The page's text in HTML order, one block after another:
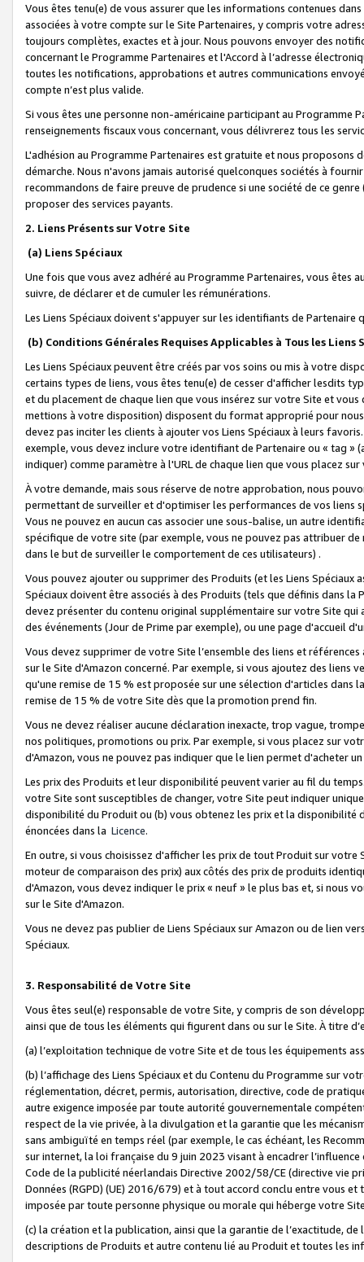
Vous êtes tenu(e) de vous assurer que les informations contenues
associées à votre compte sur le Site Partenaires, y compris votre
toujours complètes, exactes et à jour. Nous pouvons envoyer des
concernant le Programme Partenaires et l'Accord à l’adresse
toutes les notifications, approbations et autres communications
compte n’est plus valide.
Si vous êtes une personne non-américaine participant au
renseignements fiscaux vous concernant, vous délivrerez tous les
L'adhésion au Programme Partenaires est gratuite et nous proposons
démarche. Nous n'avons jamais autorisé quelconques sociétés à
recommandons de faire preuve de prudence si une société de ce
proposer des services payants.
2. Liens Présents sur Votre Site
(a) Liens Spéciaux
Une fois que vous avez adhéré au Programme Partenaires, vous êtes
suivre, de déclarer et de cumuler les rémunérations.
Les Liens Spéciaux doivent s'appuyer sur les identifiants de Partenaire
(b) Conditions Générales Requises Applicables à Tous les Liens
Les Liens Spéciaux peuvent être créés par vos soins ou mis à votre
certains types de liens, vous êtes tenu(e) de cesser d'afficher lesdits
et du placement de chaque lien que vous insérez sur votre Site et
mettions à votre disposition) disposent du format approprié pour
devez pas inciter les clients à ajouter vos Liens Spéciaux à leurs
exemple, vous devez inclure votre identifiant de Partenaire ou « tag
indiquer) comme paramètre à l'URL de chaque lien que vous placez
À votre demande, mais sous réserve de notre approbation, nous
permettant de surveiller et d'optimiser les performances de vos liens
Vous ne pouvez en aucun cas associer une sous-balise, un autre
spécifique de votre site (par exemple, vous ne pouvez pas attribuer
dans le but de surveiller le comportement de ces utilisateurs) .
Vous pouvez ajouter ou supprimer des Produits (et les Liens
Spéciaux doivent être associés à des Produits (tels que définis dans
devez présenter du contenu original supplémentaire sur votre Site qui
des événements (Jour de Prime par exemple), ou une page d'accueil
Vous devez supprimer de votre Site l’ensemble des liens et
sur le Site d'Amazon concerné. Par exemple, si vous ajoutez des
qu'une remise de 15 % est proposée sur une sélection d'articles
remise de 15 % de votre Site dès que la promotion prend fin.
Vous ne devez réaliser aucune déclaration inexacte, trop vague,
nos politiques, promotions ou prix. Par exemple, si vous placez sur
d'Amazon, vous ne pouvez pas indiquer que le lien permet d'acheter
Les prix des Produits et leur disponibilité peuvent varier au fil du
votre Site sont susceptibles de changer, votre Site peut indiquer
disponibilité du Produit ou (b) vous obtenez les prix et la disponibilité
énoncées dans la Licence.
En outre, si vous choisissez d'afficher les prix de tout Produit sur
moteur de comparaison des prix) aux côtés des prix de produits
d'Amazon, vous devez indiquer le prix « neuf » le plus bas et, si nous
sur le Site d'Amazon.
Vous ne devez pas publier de Liens Spéciaux sur Amazon ou de lien
Spéciaux.
3. Responsabilité de Votre Site
Vous êtes seul(e) responsable de votre Site, y compris de son
ainsi que de tous les éléments qui figurent dans ou sur le Site. À titre
(a) l’exploitation technique de votre Site et de tous les équipements
(b) l’affichage des Liens Spéciaux et du Contenu du Programme sur
réglementation, décret, permis, autorisation, directive, code de
autre exigence imposée par toute autorité gouvernementale
respect de la vie privée, à la divulgation et la garantie que les
sans ambiguïté en temps réel (par exemple, le cas échéant, les
sur internet, la loi française du 9 juin 2023 visant à encadrer
Code de la publicité néerlandais Directive 2002/58/CE (directive vie
Données (RGPD) (UE) 2016/679) et à tout accord conclu entre vous
imposée par toute personne physique ou morale qui héberge votre
(c) la création et la publication, ainsi que la garantie de l’exactitude,
descriptions de Produits et autre contenu lié au Produit et toutes les